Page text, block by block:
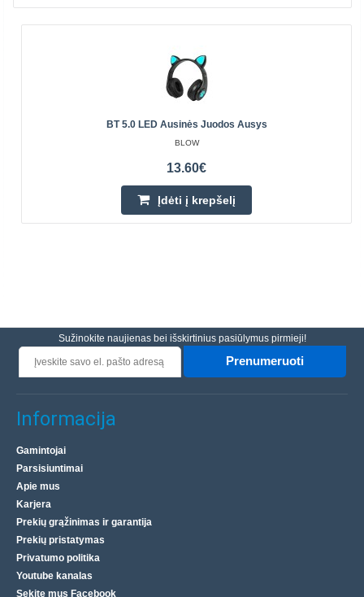
BT 5.0 LED Ausinės Juodos Ausys
BLOW
13.60€
Įdėti į krepšelį
Sužinokite naujienas bei išskirtinius pasiūlymus pirmieji!
Prenumeruoti
Informacija
Gamintojai
Parsisiuntimai
Apie mus
Karjera
Prekių grąžinimas ir garantija
Prekių pristatymas
Privatumo politika
Youtube kanalas
Sekite mus Facebook